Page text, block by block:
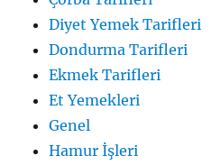
Diyet Yemek Tarifleri
Dondurma Tarifleri
Ekmek Tarifleri
Et Yemekleri
Genel
Hamur İşleri